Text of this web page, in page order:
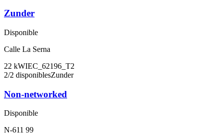
Zunder
Disponible
Calle La Serna
22 kWIEC_62196_T2
2/2 disponiblesZunder
Non-networked
Disponible
N-611 99